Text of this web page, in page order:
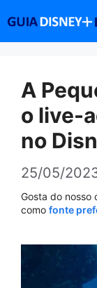
conteúdo
A
o live-
no
25/05/
Gosta do nosso
como fonte